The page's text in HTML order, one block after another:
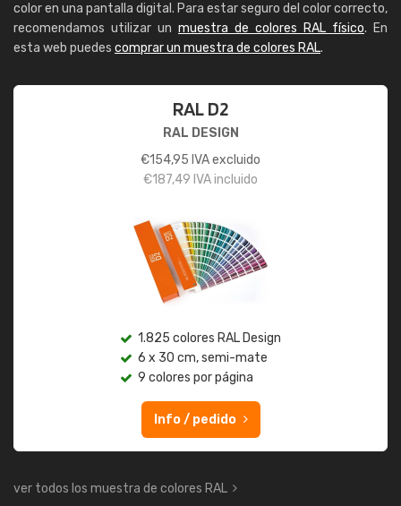
color en una pantalla digital. Para estar seguro del color correcto,
recomendamos utilizar un muestra de colores RAL físico. En
esta web puedes comprar un muestra de colores RAL.
RAL D2
RAL DESIGN
€154,95 IVA excluido
€187,49 IVA incluido
1.825 colores RAL Design
6 x 30 cm, semi-mate
9 colores por página
Info / pedido
ver todos los muestra de colores RAL